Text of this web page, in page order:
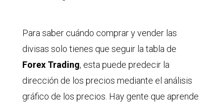
Para saber cuándo comprar y vender las
divisas solo tienes que seguir la tabla de
Forex Trading, esta puede predecir la
dirección de los precios mediante el análisis
gráfico de los precios. Hay gente que aprende